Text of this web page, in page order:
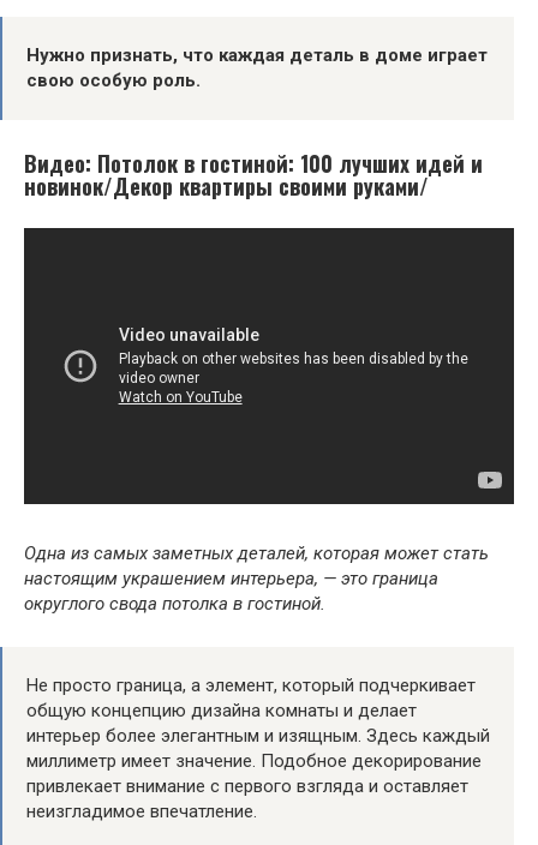
Нужно признать, что каждая деталь в доме играет
свою особую роль.
Видео: Потолок в гостиной: 100 лучших идей и
новинок/Декор квартиры своими руками/
Одна из самых заметных деталей, которая может стать
настоящим украшением интерьера, — это граница
округлого свода потолка в гостиной.
Не просто граница, а элемент, который подчеркивает
общую концепцию дизайна комнаты и делает
интерьер более элегантным и изящным. Здесь каждый
миллиметр имеет значение. Подобное декорирование
привлекает внимание с первого взгляда и оставляет
неизгладимое впечатление.